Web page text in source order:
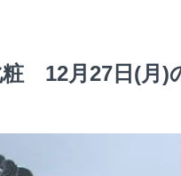
12月27日(月)